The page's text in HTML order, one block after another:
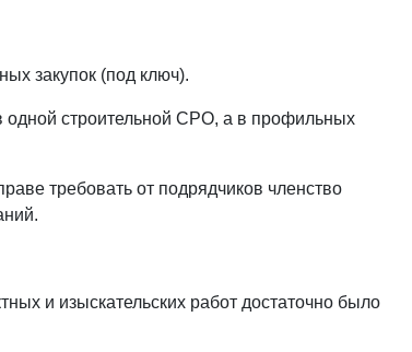
закупок (под ключ).
одной строительной СРО, а в профильных
требовать от подрядчиков членство
и изыскательских работ достаточно было